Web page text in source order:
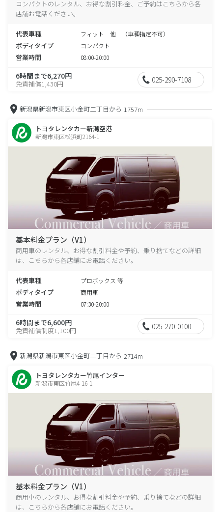
コンパクトのレンタル、お得な割引料金、ご予約はこちらから各
店舗お電話ください。
代表車種 フィット 他 （車種指定不可）
ボディタイプ コンパクト
営業時間 08:00-20:00
6時間まで6,270円
免責補償1,430円 025-290-7108
新潟県新潟市東区小金町二丁目から 1757m
トヨタレンタカー新潟空港
新潟市東区松浜町2164-1
基本料金プラン（V1）
商用車のレンタル、お得な割引料金や予約、乗り捨てなどの詳細
は、こちらから各店舗にお電話ください。
代表車種 プロボックス 等
ボディタイプ 商用車
営業時間 07:30-20:00
6時間まで6,600円
免責補償制度1,100円 025-270-0100
新潟県新潟市東区小金町二丁目から 2714m
トヨタレンタカー竹尾インター
新潟市東区竹尾4-16-1
基本料金プラン（V1）
商用車のレンタル、お得な割引料金や予約、乗り捨てなどの詳細
は、こちらから各店舗にお電話ください。